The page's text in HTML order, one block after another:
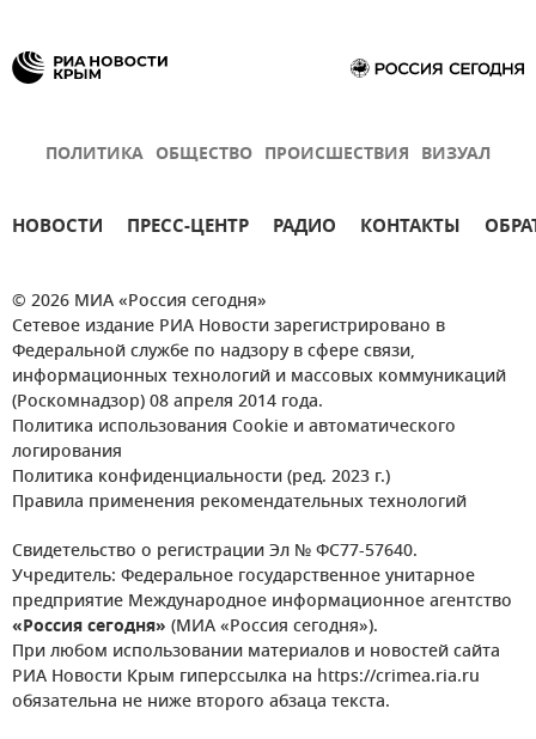
ПОЛИТИКА ОБЩЕСТВО ПРОИСШЕСТВИЯ ВИЗУАЛ
НОВОСТИ ПРЕСС-ЦЕНТР РАДИО КОНТАКТЫ
© 2026 МИА «Россия сегодня»
Сетевое издание РИА Новости зарегистрировано в
Федеральной службе по надзору в сфере связи,
информационных технологий и массовых коммуникаций
(Роскомнадзор) 08 апреля 2014 года.
Политика использования Cookie и автоматического
логирования
Политика конфиденциальности (ред. 2023 г.)
Правила применения рекомендательных технологий
Свидетельство о регистрации Эл № ФС77-57640.
Учредитель: Федеральное государственное унитарное
предприятие Международное информационное агентство
«Россия сегодня» (МИА «Россия сегодня»).
При любом использовании материалов и новостей сайта
РИА Новости Крым гиперссылка на https://crimea.ria.ru
обязательна не ниже второго абзаца текста.